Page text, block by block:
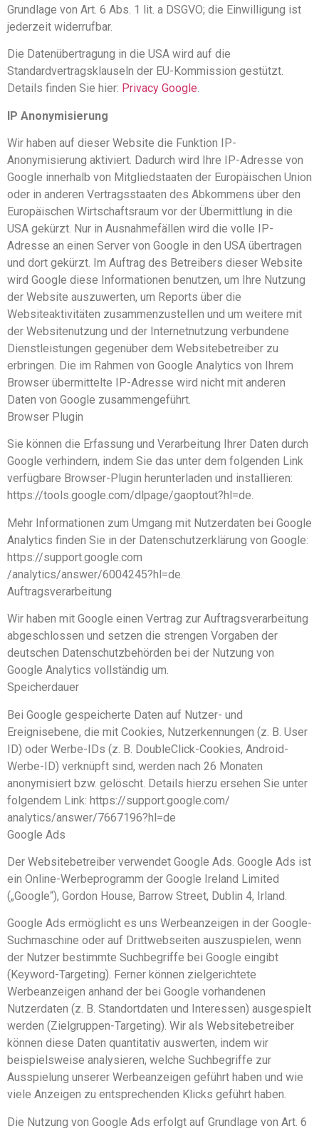
Grundlage von Art. 6 Abs. 1 lit. a DSGVO; die Einwilligung ist
jederzeit widerrufbar.
Die Datenübertragung in die USA wird auf die
Standardvertragsklauseln der EU-Kommission gestützt.
Details finden Sie hier: Privacy Google.
IP Anonymisierung
Wir haben auf dieser Website die Funktion IP-
Anonymisierung aktiviert. Dadurch wird Ihre IP-Adresse von
Google innerhalb von Mitgliedstaaten der Europäischen Union
oder in anderen Vertragsstaaten des Abkommens über den
Europäischen Wirtschaftsraum vor der Übermittlung in die
USA gekürzt. Nur in Ausnahmefällen wird die volle IP-
Adresse an einen Server von Google in den USA übertragen
und dort gekürzt. Im Auftrag des Betreibers dieser Website
wird Google diese Informationen benutzen, um Ihre Nutzung
der Website auszuwerten, um Reports über die
Websiteaktivitäten zusammenzustellen und um weitere mit
der Websitenutzung und der Internetnutzung verbundene
Dienstleistungen gegenüber dem Websitebetreiber zu
erbringen. Die im Rahmen von Google Analytics von Ihrem
Browser übermittelte IP-Adresse wird nicht mit anderen
Daten von Google zusammengeführt.
Browser Plugin
Sie können die Erfassung und Verarbeitung Ihrer Daten durch
Google verhindern, indem Sie das unter dem folgenden Link
verfügbare Browser-Plugin herunterladen und installieren:
https://tools.google.com/dlpage/gaoptout?hl=de.
Mehr Informationen zum Umgang mit Nutzerdaten bei Google
Analytics finden Sie in der Datenschutzerklärung von Google:
https://support.google.com
/analytics/answer/6004245?hl=de.
Auftragsverarbeitung
Wir haben mit Google einen Vertrag zur Auftragsverarbeitung
abgeschlossen und setzen die strengen Vorgaben der
deutschen Datenschutzbehörden bei der Nutzung von
Google Analytics vollständig um.
Speicherdauer
Bei Google gespeicherte Daten auf Nutzer- und
Ereignisebene, die mit Cookies, Nutzerkennungen (z. B. User
ID) oder Werbe-IDs (z. B. DoubleClick-Cookies, Android-
Werbe-ID) verknüpft sind, werden nach 26 Monaten
anonymisiert bzw. gelöscht. Details hierzu ersehen Sie unter
folgendem Link: https://support.google.com/
analytics/answer/7667196?hl=de
Google Ads
Der Websitebetreiber verwendet Google Ads. Google Ads ist
ein Online-Werbeprogramm der Google Ireland Limited
(„Google“), Gordon House, Barrow Street, Dublin 4, Irland.
Google Ads ermöglicht es uns Werbeanzeigen in der Google-
Suchmaschine oder auf Drittwebseiten auszuspielen, wenn
der Nutzer bestimmte Suchbegriffe bei Google eingibt
(Keyword-Targeting). Ferner können zielgerichtete
Werbeanzeigen anhand der bei Google vorhandenen
Nutzerdaten (z. B. Standortdaten und Interessen) ausgespielt
werden (Zielgruppen-Targeting). Wir als Websitebetreiber
können diese Daten quantitativ auswerten, indem wir
beispielsweise analysieren, welche Suchbegriffe zur
Ausspielung unserer Werbeanzeigen geführt haben und wie
viele Anzeigen zu entsprechenden Klicks geführt haben.
Die Nutzung von Google Ads erfolgt auf Grundlage von Art. 6